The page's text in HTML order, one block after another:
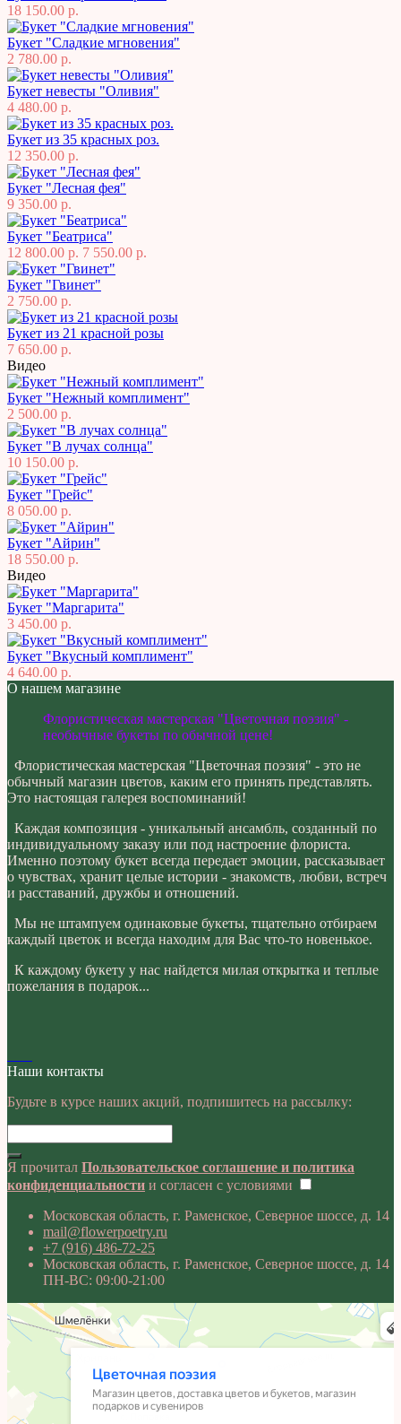
18 150.00 р.
Букет "Сладкие мгновения"
2 780.00 р.
Букет невесты "Оливия"
4 480.00 р.
Букет из 35 красных роз.
12 350.00 р.
Букет "Лесная фея"
9 350.00 р.
Букет "Беатриса"
12 800.00 р. 7 550.00 р.
Букет "Гвинет"
2 750.00 р.
Букет из 21 красной розы
7 650.00 р.
Видео
Букет "Нежный комплимент"
2 500.00 р.
Букет "В лучах солнца"
10 150.00 р.
Букет "Грейс"
8 050.00 р.
Букет "Айрин"
18 550.00 р.
Видео
Букет "Маргарита"
3 450.00 р.
Букет "Вкусный комплимент"
4 640.00 р.
О нашем магазине
Флористическая мастерская "Цветочная поэзия" -
необычные букеты по обычной цене!
Флористическая мастерская "Цветочная поэзия" - это не
обычный магазин цветов, каким его принять представлять.
Это настоящая галерея воспоминаний!
Каждая композиция - уникальный ансамбль, созданный по
индивидуальному заказу или под настроение флориста.
Именно поэтому букет всегда передает эмоции, рассказывает
о чувствах, хранит целые истории - знакомств, любви, встреч
и расставаний, дружбы и отношений.
Мы не штампуем одинаковые букеты, тщательно отбираем
каждый цветок и всегда находим для Вас что-то новенькое.
К каждому букету у нас найдется милая открытка и теплые
пожелания в подарок...
Наши контакты
Будьте в курсе наших акций, подпишитесь на рассылку:
Я прочитал Пользовательское соглашение и политика
конфиденциальности и согласен с условиями
Московская область, г. Раменское, Северное шоссе, д. 14
mail@flowerpoetry.ru
+7 (916) 486-72-25
Московская область, г. Раменское, Северное шоссе, д. 14
ПН-ВС: 09:00-21:00